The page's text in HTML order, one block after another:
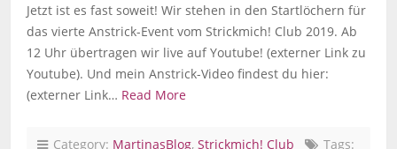
Jetzt ist es fast soweit! Wir stehen in den Startlöchern für
das vierte Anstrick-Event vom Strickmich! Club 2019. Ab
12 Uhr übertragen wir live auf Youtube! (externer Link zu
Youtube). Und mein Anstrick-Video findest du hier:
(externer Link… Read More
Category: MartinasBlog, Strickmich! Club
Tags: